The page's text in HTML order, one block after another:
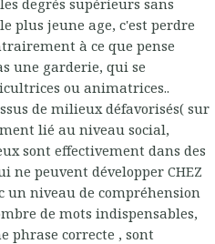
plus jeune age, c'est perdre
à ce que pense
une garderie, qui se
ou animatrices..
de milieux défavorisés( sur
lié au niveau social,
sont effectivement dans des
ne peuvent développer CHEZ
un niveau de compréhension
de mots indispensables,
phrase correcte , sont